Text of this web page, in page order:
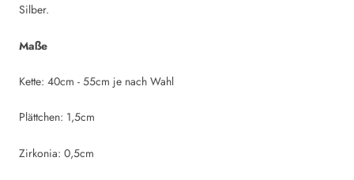
Silber.
Maße
Kette: 40cm - 55cm je nach Wahl
Plättchen: 1,5cm
Zirkonia: 0,5cm